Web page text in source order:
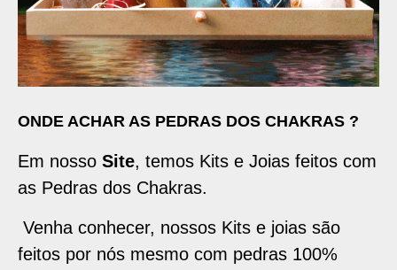
ONDE ACHAR AS PEDRAS DOS CHAKRAS ?
Em nosso Site, temos Kits e Joias feitos com
as Pedras dos Chakras.
Venha conhecer, nossos Kits e joias são
feitos por nós mesmo com pedras 100%